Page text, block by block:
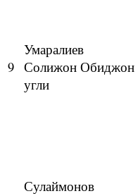
9
Умаралиев
Солижон Обиджон
угли
Сулаймонов